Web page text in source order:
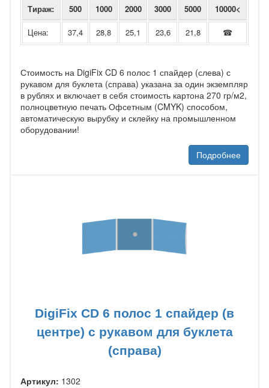
Тираж: 500 1000 2000 3000 5000 10000<
Цена: 37,4 28,8 25,1 23,6 21,8 ☎
Стоимость на DigiFix CD 6 полос 1 спайдер (слева) с
рукавом для буклета (справа) указана за один экземпляр
в рублях и включает в себя стоимость картона 270 гр/м2,
полноцветную печать Офсетным (CMYK) способом,
автоматическую вырубку и склейку на промышленном
оборудовании!
Подробнее
DigiFix CD 6 полос 1 спайдер (в
центре) с рукавом для буклета
(справа)
Артикул: 1302